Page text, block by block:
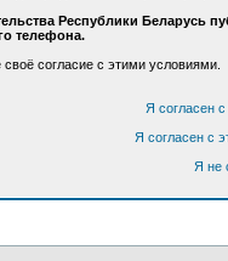
Республики Беларусь
телефона.
согласие с этими условиями.
Я согласен
Я согласен с
Я не